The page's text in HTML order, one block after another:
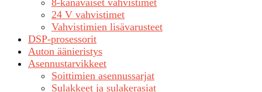
8-kanavaiset vahvistimet
24 V vahvistimet
Vahvistimien lisävarusteet
DSP-prosessorit
Auton äänieristys
Asennustarvikkeet
Soittimien asennussarjat
Sulakkeet ja sulakerasiat